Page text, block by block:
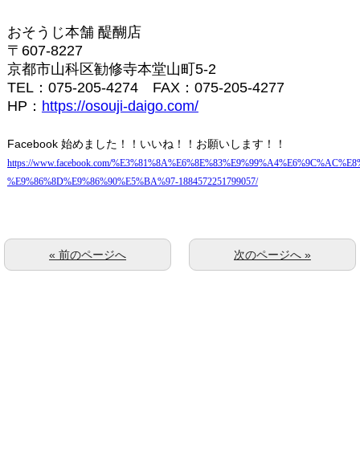
おそうじ本舗 醍醐店
〒 607-8227
京都市山科区勧修寺本堂山町 5-2
TEL： 075-205-4274 FAX： 075-205-4277
HP ： https://osouji-daigo.com/
Facebook 始めました！！いいね！！お願いします！！
https://www.facebook.com/
%E9%86%8D%E9%86%90%E5%BA%97-1884572251799057/
次のページへ »
« 前のページへ